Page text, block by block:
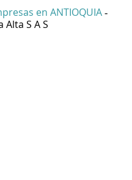
en ANTIOQUIA -
Alta S A S